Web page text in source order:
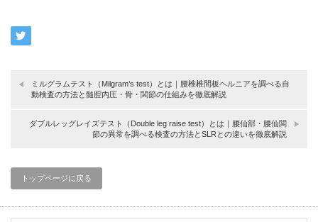
ミルグラムテスト（Milgram’s test）とは｜腰椎椎間板ヘルニアを調べる自
動検査の方法と髄腔内圧・骨・関節の仕組みを徹底解説
ダブルレッグレイズテスト（Double leg raise test）とは｜腰仙部・腰仙関
節の異常を調べる検査の方法とSLRとの違いを徹底解説
トップページに戻る